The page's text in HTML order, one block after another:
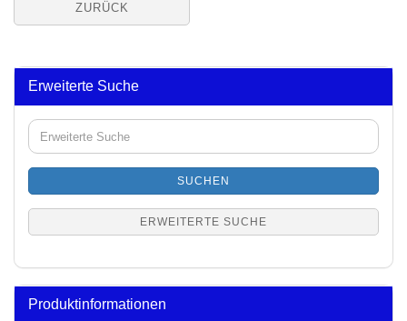
ZURÜCK
Erweiterte Suche
Erweiterte
Suche
SUCHEN
ERWEITERTE SUCHE
Produktinformationen